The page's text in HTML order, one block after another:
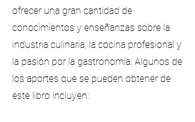
ofrecer una gran cantidad de
conocimientos y enseñanzas sobre la
industria culinaria, la cocina profesional y
la pasión por la gastronomía. Algunos de
los aportes que se pueden obtener de
este libro incluyen: